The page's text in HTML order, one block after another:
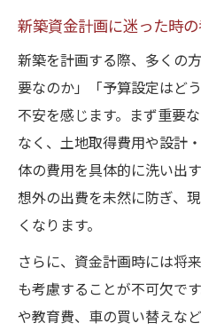
新築資金計画に迷った時
新築を計画する際、多くの
要なのか」「予算設定はど
不安を感じます。まず重要
なく、土地取得費用や設計
体の費用を具体的に洗い出
想外の出費を未然に防ぎ、
くなります。
さらに、資金計画時には将
も考慮することが不可欠で
や教育費、車の買い替えな